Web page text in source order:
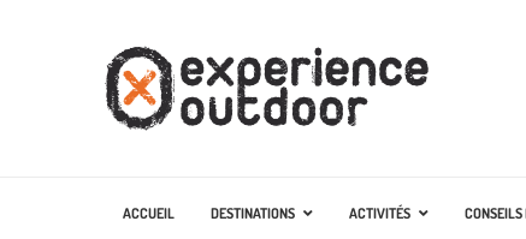
ACCUEIL DESTINATIONS ACTIVITÉS CONSEILS